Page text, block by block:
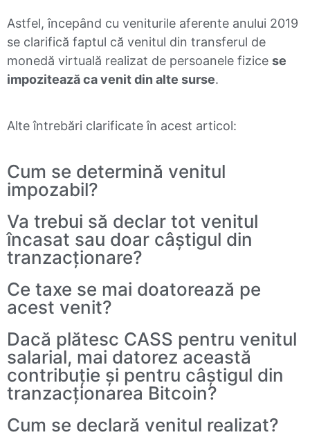
Astfel, începând cu veniturile aferente anului 2019
se clarifică faptul că venitul din transferul de
monedă virtuală realizat de persoanele fizice se
impozitează ca venit din alte surse.
Alte întrebări clarificate în acest articol:
Cum se determină venitul
impozabil?
Va trebui să declar tot venitul
încasat sau doar câștigul din
tranzacționare?
Ce taxe se mai doatorează pe
acest venit?
Dacă plătesc CASS pentru venitul
salarial, mai datorez această
contribuție și pentru câștigul din
tranzacționarea Bitcoin?
Cum se declară venitul realizat?